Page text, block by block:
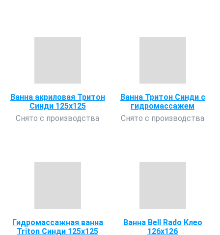
Ванна акриловая Тритон
Синди 125х125
Снято с производства
Ванна Тритон Синди с
гидромассажем
Снято с производства
Гидромассажная ванна
Triton Синди 125х125
Ванна Bell Rado Клео
126х126